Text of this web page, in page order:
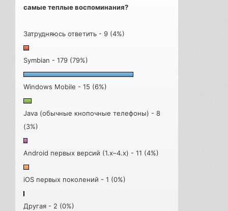
самые теплые воспоминания?
Затрудняюсь ответить - 9 (4%)
Symbian - 179 (79%)
Windows Mobile - 15 (6%)
Java (обычные кнопочные телефоны) - 8
(3%)
Android первых версий (1.x–4.x) - 11 (4%)
iOS первых поколений - 1 (0%)
Другая - 2 (0%)